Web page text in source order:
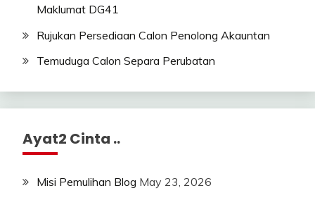
Maklumat DG41
Rujukan Persediaan Calon Penolong Akauntan
Temuduga Calon Separa Perubatan
Ayat2 Cinta ..
Misi Pemulihan Blog May 23, 2026